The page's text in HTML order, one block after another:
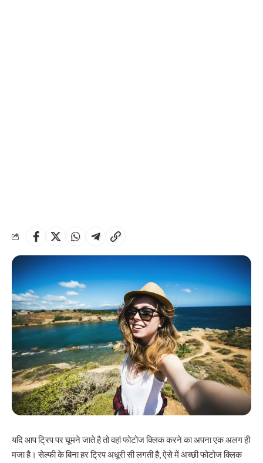
यदि आप ट्रिप पर घूमने जाते है तो वहां फोटोज क्लिक करने का अपना एक अलग ही
मजा है। सेल्फी के बिना हर ट्रिप अधूरी सी लगती है, ऐसे में अच्छी फोटोज क्लिक